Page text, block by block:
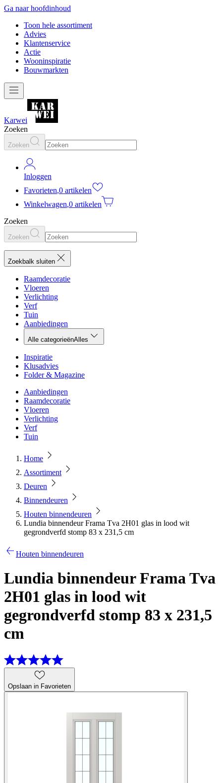
Ga naar hoofdinhoud
Toon hele assortiment
Advies
Klantenservice
Actie
Wooninspiratie
Bouwmarkten
Karwei
Zoeken
Zoeken
Inloggen
Favorieten,0 artikelen
Winkelwagen,0 artikelen
Zoeken
Zoeken
Zoekbalk sluiten
Raamdecoratie
Vloeren
Verlichting
Verf
Tuin
Aanbiedingen
Alle categorieënAlles
Inspiratie
Klusadvies
Folder & Magazine
Aanbiedingen
Raamdecoratie
Vloeren
Verlichting
Verf
Tuin
Home
Assortiment
Deuren
Binnendeuren
Houten binnendeuren
Lundia binnendeur Frama Tva 2H01 glas in lood wit
gegrondverfd stomp 83 x 231,5 cm
Houten binnendeuren
Lundia binnendeur Frama Tva
2H01 glas in lood wit
gegrondverfd stomp 83 x 231,5
cm
Opslaan in Favorieten